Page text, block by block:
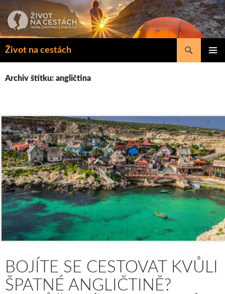
k
obsahu
Život na cestách
Hledat
Archiv štítku: angličtina
BOJÍTE SE CESTOVAT KVŮLI
ŠPATNÉ ANGLIČTINĚ?